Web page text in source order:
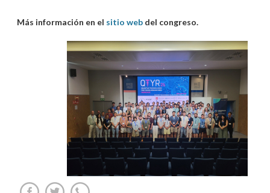
Más información en el sitio webdel congreso.